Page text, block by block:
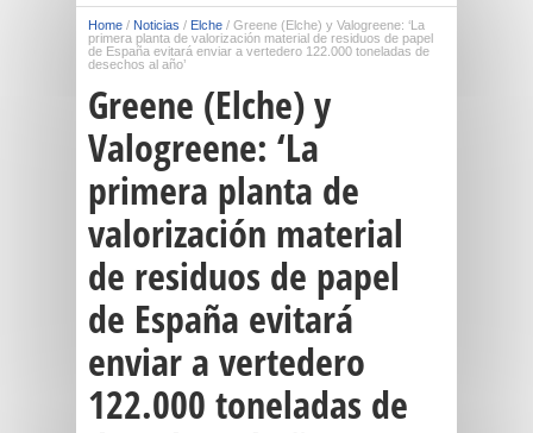
Home / Noticias / Elche / Greene (Elche) y Valogreene: ‘La
primera planta de valorización material de residuos de papel
de España evitará enviar a vertedero 122.000 toneladas de
desechos al año’
Greene (Elche) y
Valogreene: ‘La
primera planta de
valorización material
de residuos de papel
de España evitará
enviar a vertedero
122.000 toneladas de